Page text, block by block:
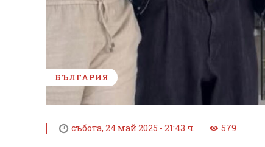
БЪЛГАРИЯ
събота, 24 май 2025 - 21:43 ч. 579